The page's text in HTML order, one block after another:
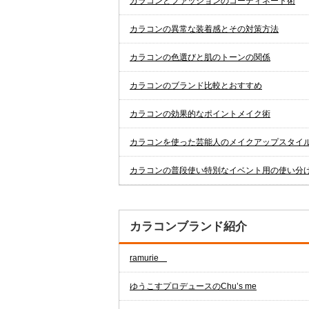
カラコンの異常な装着感とその対策方法
カラコンの色選びと肌のトーンの関係
カラコンのブランド比較とおすすめ
カラコンの効果的なポイントメイク術
カラコンを使った芸能人のメイクアップスタイ
カラコンの普段使い特別なイベント用の使い分
カラコンブランド紹介
ramurie
ゆうこすプロデュースのChu’s me